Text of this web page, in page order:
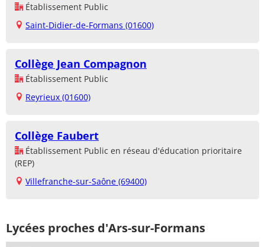
Établissement Public
Saint-Didier-de-Formans (01600)
Collège Jean Compagnon
Établissement Public
Reyrieux (01600)
Collège Faubert
Établissement Public en réseau d'éducation prioritaire
(REP)
Villefranche-sur-Saône (69400)
Lycées proches d'Ars-sur-Formans